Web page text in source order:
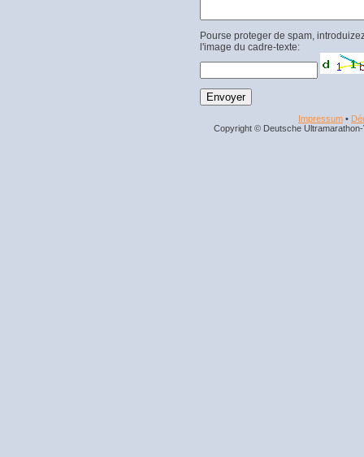
Pourse proteger de spam,
l'image du cadre-texte:
Impressum •
Copyright © Deutsche